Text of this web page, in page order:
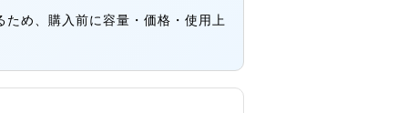
め、購入前に容量・価格・使用上